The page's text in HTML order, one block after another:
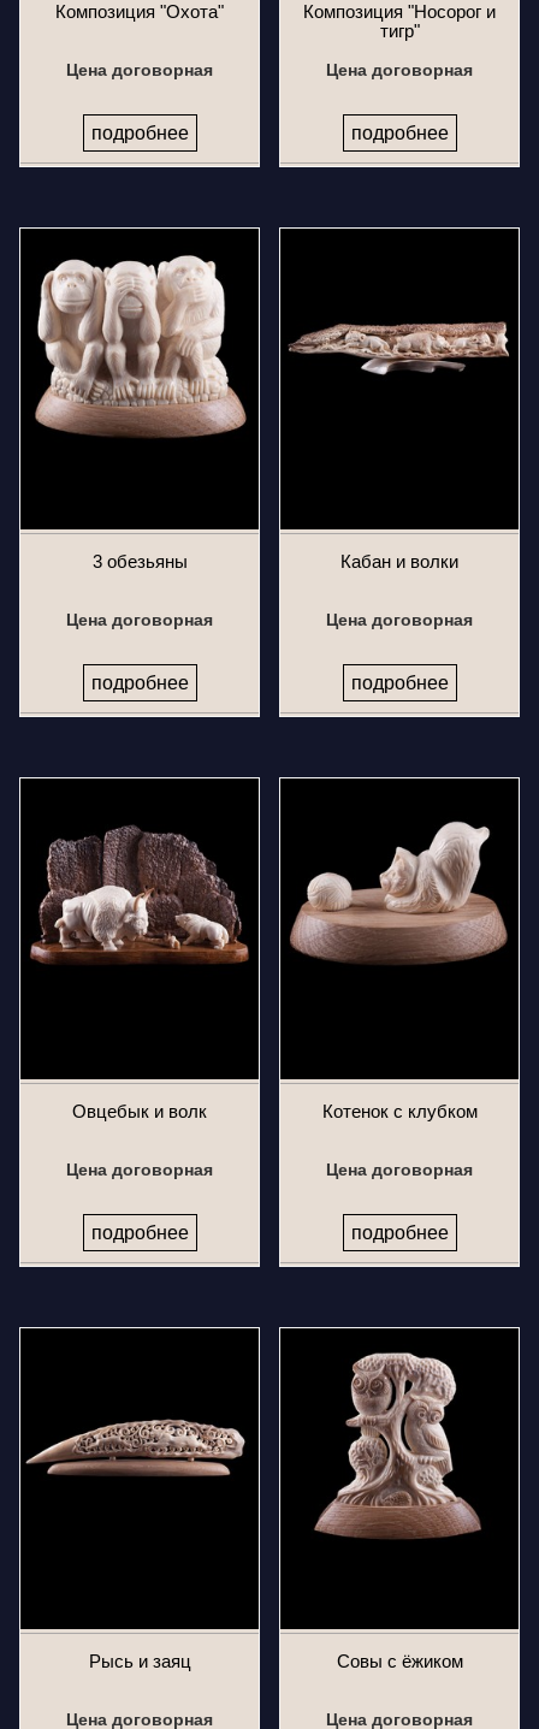
Композиция "Охота"
Цена договорная
подробнее
Композиция "Носорог и
тигр"
Цена договорная
подробнее
3 обезьяны
Цена договорная
подробнее
Кабан и волки
Цена договорная
подробнее
Овцебык и волк
Цена договорная
подробнее
Котенок с клубком
Цена договорная
подробнее
Рысь и заяц
Цена договорная
Совы с ёжиком
Цена договорная